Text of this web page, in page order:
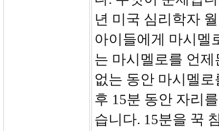
년 미국 심리학자
아이들에게 마시멜
는 마시멜로를 언
없는 동안 마시멜
후 15분 동안 자리
습니다. 15분을 꾹